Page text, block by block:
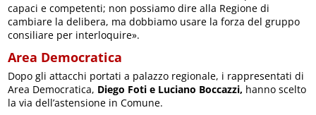
capaci e competenti; non possiamo dire alla Regione di
cambiare la delibera, ma dobbiamo usare la forza del gruppo
consiliare per interloquire».
Area Democratica
Dopo gli attacchi portati a palazzo regionale, i rappresentati di
Area Democratica, Diego Foti e Luciano Boccazzi, hanno scelto
la via dell’astensione in Comune.